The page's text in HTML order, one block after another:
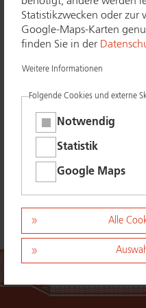
Statistikzwecken oder zur
Google-Maps-Karten
finden Sie in der
Weitere Informationen
Folgende Cookies und externe
Notwendig
Statistik
Google Maps
Alle
derzeit
registriert.
Das aufgerufene
aktuell nicht in
triebs­su­che gelistet.
Zurück zur